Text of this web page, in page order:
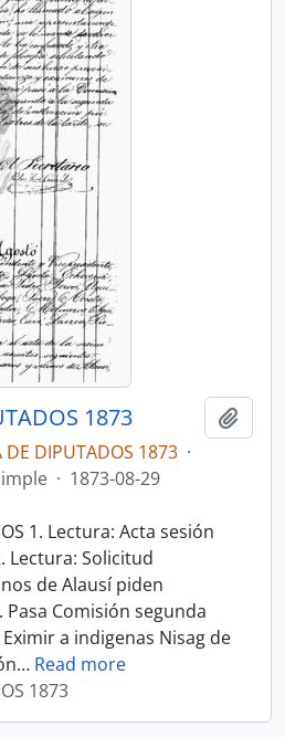
1873
DE DIPUTADOS 1873 ·
· 1873-08-29
1. Lectura: Acta sesión
Lectura: Solicitud
de Alausí piden
Comisión segunda
a indigenas Nisag de
… Read more
1873